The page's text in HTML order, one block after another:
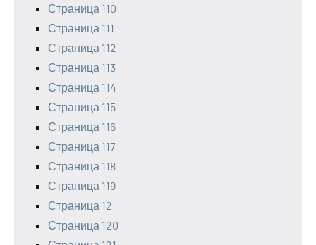
Страница 110
Страница 111
Страница 112
Страница 113
Страница 114
Страница 115
Страница 116
Страница 117
Страница 118
Страница 119
Страница 12
Страница 120